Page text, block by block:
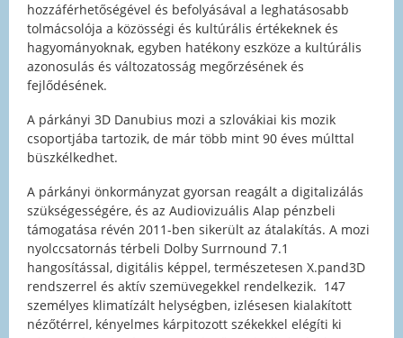
hozzáférhetőségével és befolyásával a leghatásosabb
tolmácsolója a közösségi és kultúrális értékeknek és
hagyományoknak, egyben hatékony eszköze a kultúrális
azonosulás és változatosság megőrzésének és
fejlődésének.
A párkányi 3D Danubius mozi a szlovákiai kis mozik
csoportjába tartozik, de már több mint 90 éves múlttal
büszkélkedhet.
A párkányi önkormányzat gyorsan reagált a digitalizálás
szükségességére, és az Audiovizuális Alap pénzbeli
támogatása révén 2011-ben sikerült az átalakítás. A mozi
nyolccsatornás térbeli Dolby Surrnound 7.1
hangosítással, digitális képpel, természetesen X.pand3D
rendszerrel és aktív szemüvegekkel rendelkezik. 147
személyes klimatízált helységben, izlésesen kialakított
nézőtérrel, kényelmes kárpitozott székekkel elégíti ki